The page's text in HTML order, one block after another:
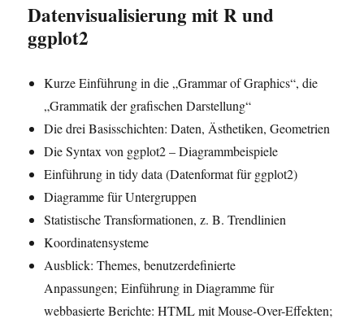
Datenvisualisierung mit R und
ggplot2
Kurze Einführung in die „Grammar of Graphics“, die
„Grammatik der grafischen Darstellung“
Die drei Basisschichten: Daten, Ästhetiken, Geometrien
Die Syntax von ggplot2 – Diagrammbeispiele
Einführung in tidy data (Datenformat für ggplot2)
Diagramme für Untergruppen
Statistische Transformationen, z. B. Trendlinien
Koordinatensysteme
Ausblick: Themes, benutzerdefinierte
Anpassungen; Einführung in Diagramme für
webbasierte Berichte: HTML mit Mouse-Over-Effekten;